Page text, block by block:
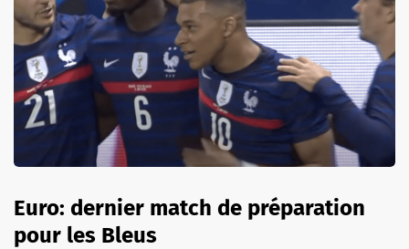
Euro: dernier match de préparation
pour les Bleus